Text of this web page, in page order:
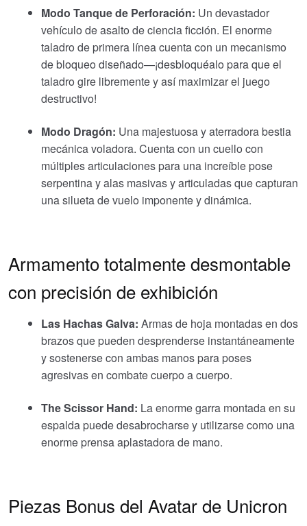
Modo Tanque de Perforación: Un devastador
vehículo de asalto de ciencia ficción. El enorme
taladro de primera línea cuenta con un mecanismo
de bloqueo diseñado—¡desbloquéalo para que el
taladro gire libremente y así maximizar el juego
destructivo!
Modo Dragón: Una majestuosa y aterradora bestia
mecánica voladora. Cuenta con un cuello con
múltiples articulaciones para una increíble pose
serpentina y alas masivas y articuladas que capturan
una silueta de vuelo imponente y dinámica.
Armamento totalmente desmontable
con precisión de exhibición
Las Hachas Galva: Armas de hoja montadas en dos
brazos que pueden desprenderse instantáneamente
y sostenerse con ambas manos para poses
agresivas en combate cuerpo a cuerpo.
The Scissor Hand: La enorme garra montada en su
espalda puede desabrocharse y utilizarse como una
enorme prensa aplastadora de mano.
Piezas Bonus del Avatar de Unicron